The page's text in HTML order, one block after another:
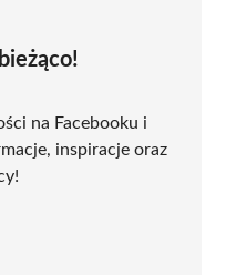
na Facebooku i
inspiracje oraz